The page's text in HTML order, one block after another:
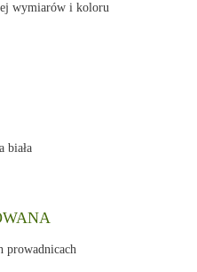
wymiarów i koloru
prowadnicach